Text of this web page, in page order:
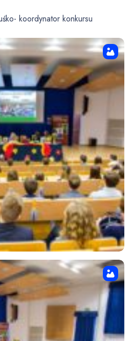
koordynator konkursu